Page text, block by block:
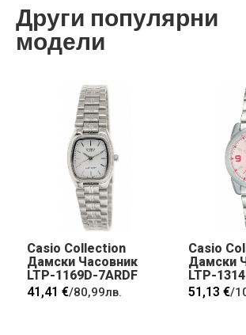
Други популярни
модели
Casio Collection
Дамски Часовник
LTP-1169D-7ARDF
41,41 €/80,99лв.
Casio
Дамски
LTP-
51,13 €/